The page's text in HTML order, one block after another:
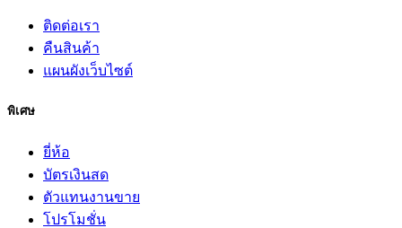
ติดต่อเรา
คืนสินค้า
แผนผังเว็บไซต์
พิเศษ
ยี่ห้อ
บัตรเงินสด
ตัวแทนงานขาย
โปรโมชั่น